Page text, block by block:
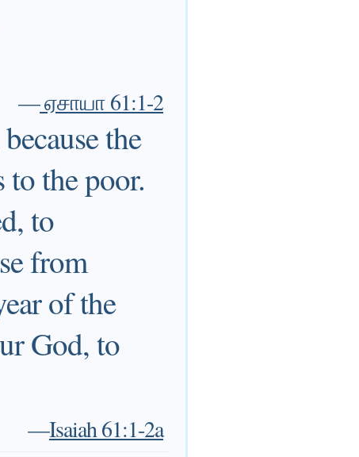
—ஏசாயா 61:1-2
the
to the poor.
to
from
of the
God, to
—Isaiah 61:1-2a